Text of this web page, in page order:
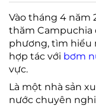
Vào tháng 4 năm
thăm Campuchia
phương, tìm hiểu
hợp tác với bơm
vực.
Là một nhà sản
nước chuyên